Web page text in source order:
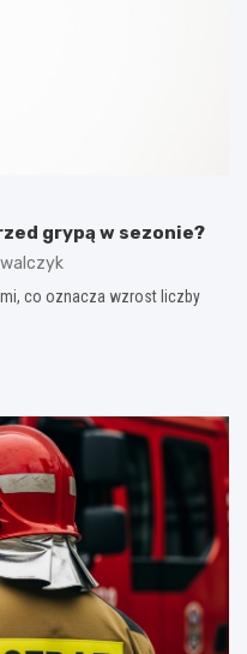
grypą w sezonie?
co oznacza wzrost liczby